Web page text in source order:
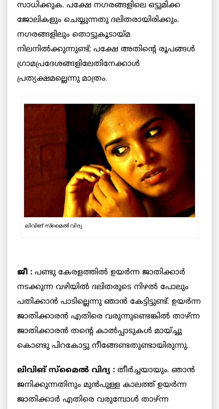
സാധിക്കുക. പക്ഷേ നഗരങ്ങളിലെ ഒട്ടുമിക്ക
ജോലികളും ചെയ്യുന്നതു ദലിതരായിരിക്കും.
നഗരങ്ങളിലും തൊട്ടുകൂടായ്മ
നിലനില്‍ക്കുന്നുണ്ട്; പക്ഷേ അതിന്റെ രൂപങ്ങള്‍
ഗ്രാമപ്രദേശങ്ങളിലേതിനേക്കാള്‍
പ്രത്യക്ഷമല്ലെന്നു മാത്രം.
ലിവിങ് സ്മൈല്‍ വിദ്യ
ജീ : പണ്ടു കേരളത്തില്‍ ഉയര്‍ന്ന ജാതിക്കാര്‍
നടക്കുന്ന വഴിയില്‍ ദലിതരുടെ നിഴല്‍ പോലും
പതിക്കാന്‍ പാടില്ലെന്നു ഞാന്‍ കേട്ടിട്ടുണ്ട്. ഉയര്‍ന്ന
ജാതിക്കാരന്‍ എതിരെ വരുന്നുണ്ടെങ്കില്‍ താഴ്ന്ന
ജാതിക്കാരന്‍ തന്റെ കാല്‍പ്പാടുകള്‍ മായ്ച്ചു
കൊണ്ടു പിറകോട്ടു നീങ്ങേണ്ടതുണ്ടായിരുന്നു.
ലിവിങ് സ്‌മൈല്‍ വിദ്യ : തീര്‍ച്ചയായും. ഞാന്‍
ജനിക്കുന്നതിനും മുന്‍പുള്ള കാലത്ത് ഉയര്‍ന്ന
ജാതിക്കാര്‍ എതിരെ വരുമ്പോള്‍ താഴ്ന്ന